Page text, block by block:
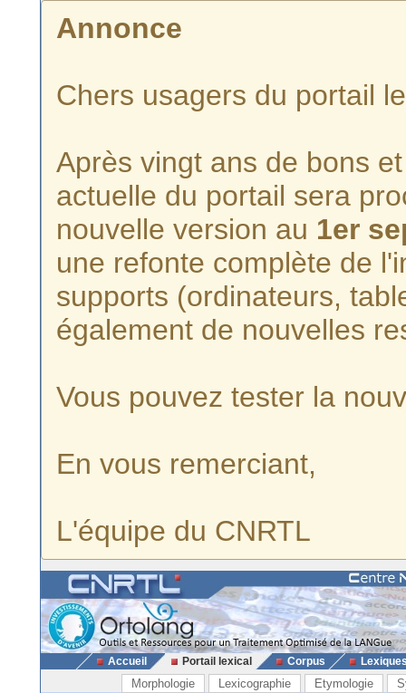
Annonce
Chers usagers du portail
Après vingt ans de bons
actuelle du portail sera
nouvelle version au 1er
une refonte complète de
supports (ordinateurs,
également de nouvelles
Vous pouvez tester la
En vous remerciant,
L'équipe du CNRTL
Accueil Portail lexical Corpus
Morphologie Lexicographie Etymologie